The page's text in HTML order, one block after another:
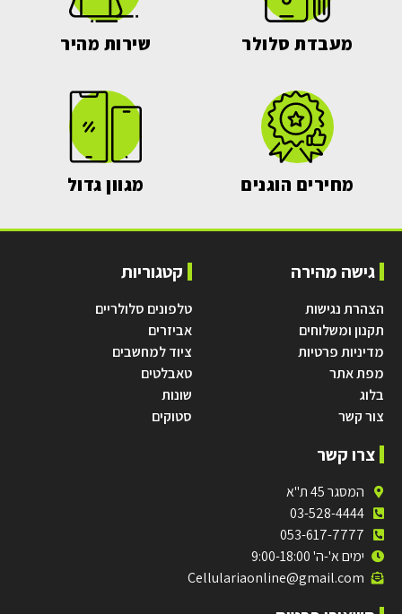
מעבדת סלולר שירות מהיר
מחירים הוגנים מגוון גדול
גישה מהירה
הצהרת נגישות
תקנון ומשלוחים
מדיניות פרטיות
מפת אתר
בלוג
צור קשר
קטגוריות
טלפונים סלולריים
אביזרים
ציוד למחשבים
טאבלטים
שונות
סטוקים
צרו קשר
המסגר 45 ת"א
03-528-4444
053-617-7777
ימים א'-ה' 9:00-18:00
Cellulariaonline@gmail.com